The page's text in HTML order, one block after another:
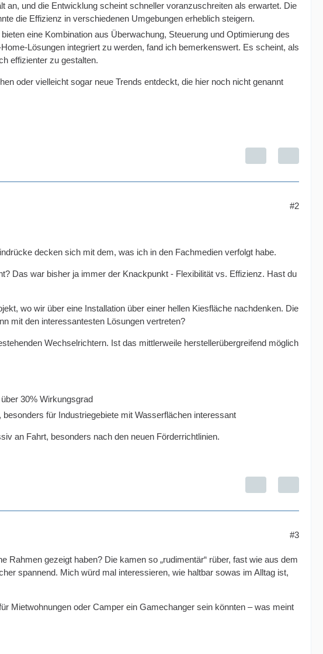
an, und die Entwicklung scheint schneller voranzuschreiten als erwartet. Die
die Effizienz in verschiedenen Umgebungen erheblich steigern.
eine Kombination aus Überwachung, Steuerung und Optimierung des
Lösungen integriert zu werden, fand ich bemerkenswert. Es scheint, als
effizienter zu gestalten.
oder vielleicht sogar neue Trends entdeckt, die hier noch nicht genannt
#2
decken sich mit dem, was ich in den Fachmedien verfolgt habe.
Das war bisher ja immer der Knackpunkt - Flexibilität vs. Effizienz. Hast du
wo wir über eine Installation über einer hellen Kiesfläche nachdenken. Die
mit den interessantesten Lösungen vertreten?
Wechselrichtern. Ist das mittlerweile herstellerübergreifend möglich
30% Wirkungsgrad
für Industriegebiete mit Wasserflächen interessant
an Fahrt, besonders nach den neuen Förderrichtlinien.
#3
gezeigt haben? Die kamen so „rudimentär“ rüber, fast wie aus dem
spannend. Mich würd mal interessieren, wie haltbar sowas im Alltag ist,
Mietwohnungen oder Camper ein Gamechanger sein könnten – was meint